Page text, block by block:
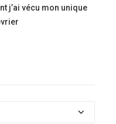
j’ai vécu mon unique